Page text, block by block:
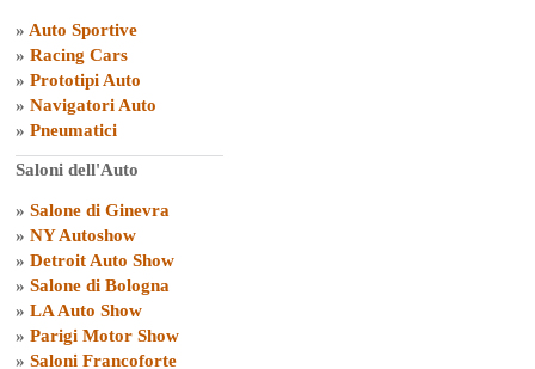
» Auto Sportive
» Racing Cars
» Prototipi Auto
» Navigatori Auto
» Pneumatici
Saloni dell'Auto
» Salone di Ginevra
» NY Autoshow
» Detroit Auto Show
» Salone di Bologna
» LA Auto Show
» Parigi Motor Show
» Saloni Francoforte